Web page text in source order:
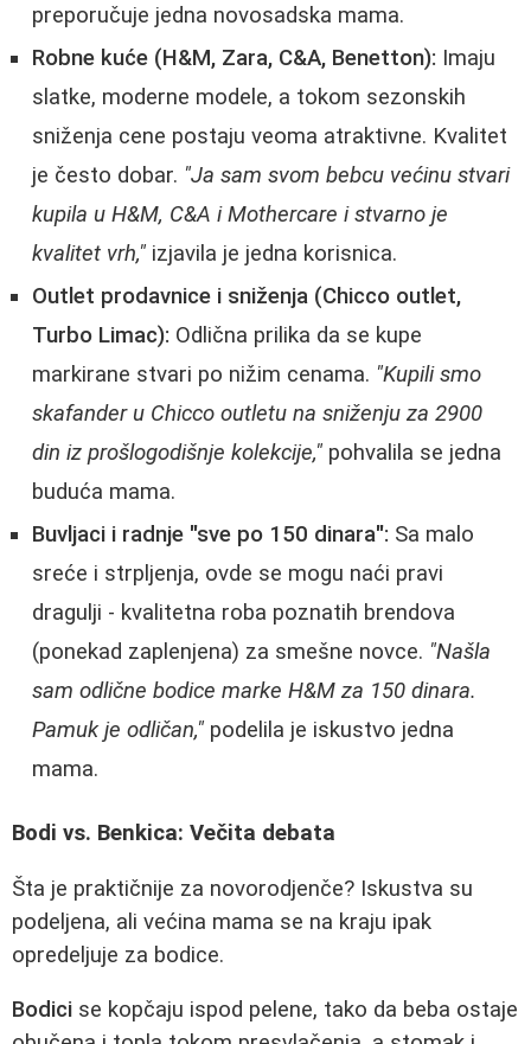
preporučuje jedna novosadska mama.
Robne kuće (H&M, Zara, C&A, Benetton): Imaju
slatke, moderne modele, a tokom sezonskih
sniženja cene postaju veoma atraktivne. Kvalitet
je često dobar. "Ja sam svom bebcu većinu stvari
kupila u H&M, C&A i Mothercare i stvarno je
kvalitet vrh," izjavila je jedna korisnica.
Outlet prodavnice i sniženja (Chicco outlet,
Turbo Limac): Odlična prilika da se kupe
markirane stvari po nižim cenama. "Kupili smo
skafander u Chicco outletu na sniženju za 2900
din iz prošlogodišnje kolekcije," pohvalila se jedna
buduća mama.
Buvljaci i radnje "sve po 150 dinara": Sa malo
sreće i strpljenja, ovde se mogu naći pravi
dragulji - kvalitetna roba poznatih brendova
(ponekad zaplenjena) za smešne novce. "Našla
sam odlične bodice marke H&M za 150 dinara.
Pamuk je odličan," podelila je iskustvo jedna
mama.
Bodi vs. Benkica: Večita debata
Šta je praktičnije za novorodjenče? Iskustva su
podeljena, ali većina mama se na kraju ipak
opredeljuje za bodice.
Bodici se kopčaju ispod pelene, tako da beba ostaje